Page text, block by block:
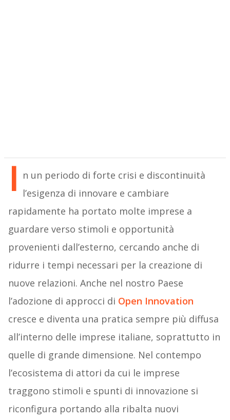
I n un periodo di forte crisi e discontinuità
l’esigenza di innovare e cambiare
rapidamente ha portato molte imprese a
guardare verso stimoli e opportunità
provenienti dall’esterno, cercando anche di
ridurre i tempi necessari per la creazione di
nuove relazioni. Anche nel nostro Paese
l’adozione di approcci di Open Innovation
cresce e diventa una pratica sempre più diffusa
all’interno delle imprese italiane, soprattutto in
quelle di grande dimensione. Nel contempo
l’ecosistema di attori da cui le imprese
traggono stimoli e spunti di innovazione si
riconfigura portando alla ribalta nuovi